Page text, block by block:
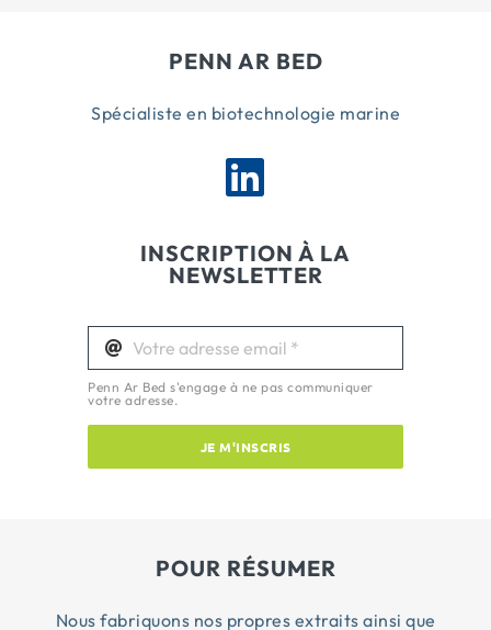
PENN AR BED
Spécialiste en biotechnologie marine
INSCRIPTION À LA
NEWSLETTER
Penn Ar Bed s'engage à ne pas communiquer
votre adresse.
JE M'INSCRIS
POUR RÉSUMER
Nous fabriquons nos propres extraits ainsi que